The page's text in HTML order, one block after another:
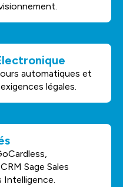
automatiques et
légales.
Sage Sales
Intelligence.